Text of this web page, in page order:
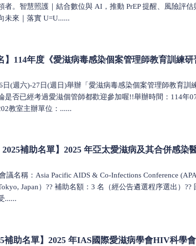
者。智慧照護｜結合數位與 AI，推動 PrEP 提醒、風險評
未來｜落實 U=U......
】114年度《愛滋病毒感染個案管理師教育訓練研
日(週六)-27日(週日)舉辦「愛滋病毒感染個案管理師教育
是否已經考過愛滋個管師都歡迎參加喔!!舉辦時間：114
教室主辦單位：......
2025補助名單】2025 年亞太愛滋病及其合併感染
議名稱：Asia Pacific AIDS & Co-Infections Conference
Japan）?? 補助名額：3 名（經公告遴選程序選出）
......
補助名單】2025 年IAS國際愛滋病學會HIV科學